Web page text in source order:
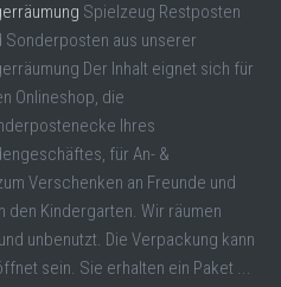
Spielzeug Restposten
Sonderposten aus unserer
Der Inhalt eignet sich für
Onlineshop, die
Ihres
für An- &
Verschenken an Freunde und
den Kindergarten. Wir räumen
unbenutzt. Die Verpackung kann
sein. Sie erhalten ein Paket ...